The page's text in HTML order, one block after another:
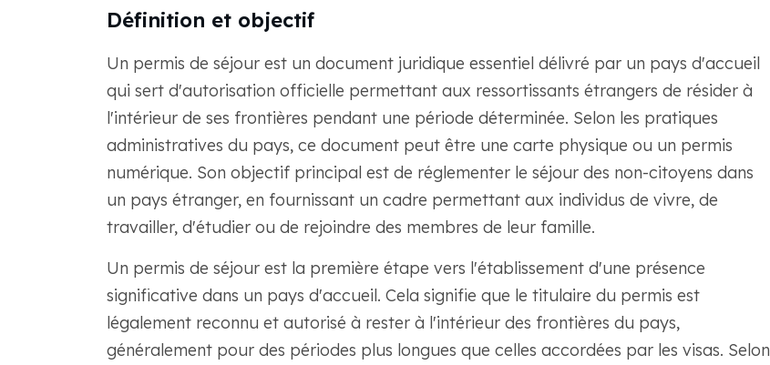
Définition et objectif
Un permis de séjour est un document juridique essentiel délivré par un pays d'accueil
qui sert d'autorisation officielle permettant aux ressortissants étrangers de résider à
l'intérieur de ses frontières pendant une période déterminée. Selon les pratiques
administratives du pays, ce document peut être une carte physique ou un permis
numérique. Son objectif principal est de réglementer le séjour des non-citoyens dans
un pays étranger, en fournissant un cadre permettant aux individus de vivre, de
travailler, d'étudier ou de rejoindre des membres de leur famille.
Un permis de séjour est la première étape vers l'établissement d'une présence
significative dans un pays d'accueil. Cela signifie que le titulaire du permis est
légalement reconnu et autorisé à rester à l'intérieur des frontières du pays,
généralement pour des périodes plus longues que celles accordées par les visas. Selon